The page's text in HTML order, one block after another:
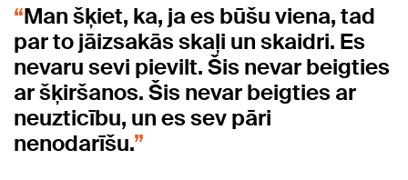
Man šķiet, ka, ja es būšu viena, tad
par to jāizsakās skaļi un skaidri. Es
nevaru sevi pievilt. Šis nevar beigties
ar šķiršanos. Šis nevar beigties ar
neuzticību, un es sev pāri
nenodarīšu.